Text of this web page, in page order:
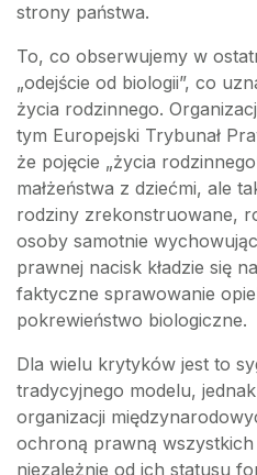
strony państwa.
To, co obserwujemy w
„odejście od biologii”, co
życia rodzinnego.
tym Europejski Trybunał
że pojęcie „życia
małżeństwa z dziećmi, ale
rodziny zrekonstruowane,
osoby samotnie
prawnej nacisk kładzie się
faktyczne sprawowanie
pokrewieństwo biologiczne.
Dla wielu krytyków jest to
tradycyjnego modelu,
organizacji
ochroną prawną
niezależnie od ich statusu